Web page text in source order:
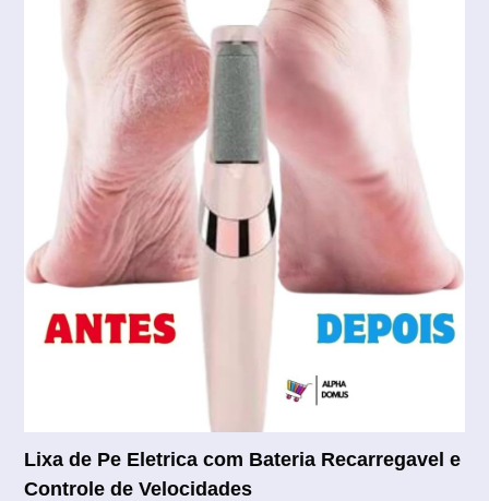
Lixa de Pe Eletrica com Bateria Recarregavel e
Controle de Velocidades